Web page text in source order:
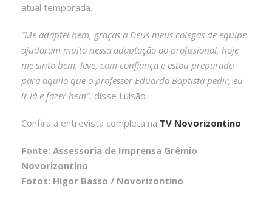
atual temporada.
“Me adaptei bem, graças a Deus meus colegas de equipe
ajudaram muito nessa adaptação ao profissional, hoje
me sinto bem, leve, com confiança e estou preparado
para aquilo que o professor Eduardo Baptista pedir, eu
ir lá e fazer bem”, disse Luisão.
Confira a entrevista completa na TV Novorizontino
Fonte: Assessoria de Imprensa Grêmio
Novorizontino
Fotos: Higor Basso / Novorizontino